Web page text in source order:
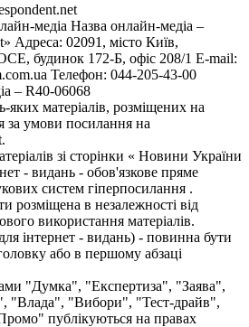
медіа Назва онлайн-медіа –
Адреса: 02091, місто Київ,
будинок 172-Б, офіс 208/1 E-mail:
Телефон: 044-205-43-00
– R40-06068
яких матеріалів, розміщених на
за умови посилання на
зі сторінки « Новини України
- видань - обов'язкове пряме
систем гіперпосилання .
розміщена в незалежності від
використання матеріалів.
інтернет - видань) - повинна бути
або в першому абзаці
"Думка", "Експертиза", "Заява",
"Влада", "Вибори", "Тест-драйв",
публікуються на правах